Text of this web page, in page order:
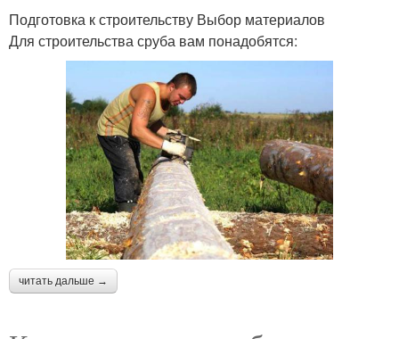
Подготовка к строительству Выбор материалов
Для строительства сруба вам понадобятся:
читать дальше →